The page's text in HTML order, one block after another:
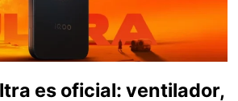
es oficial: ventilador,